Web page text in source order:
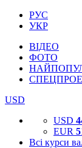
РУС
УКР
ВІДЕО
ФОТО
USD
USD
EUR
Всі курси